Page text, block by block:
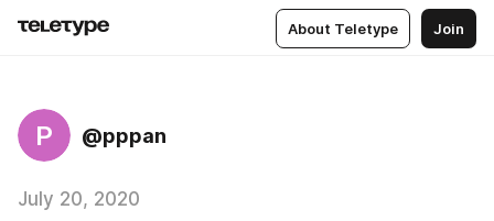
About Teletype Join
P @pppan
July 20, 2020